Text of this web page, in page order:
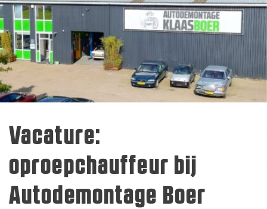
Vacature:
oproepchauffeur bij
Autodemontage Boer